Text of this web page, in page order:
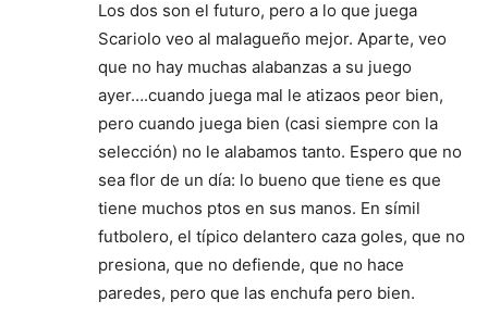
Los dos son el futuro, pero a lo que juega
Scariolo veo al malagueño mejor. Aparte, veo
que no hay muchas alabanzas a su juego
ayer….cuando juega mal le atizaos peor bien,
pero cuando juega bien (casi siempre con la
selección) no le alabamos tanto. Espero que no
sea flor de un día: lo bueno que tiene es que
tiene muchos ptos en sus manos. En símil
futbolero, el típico delantero caza goles, que no
presiona, que no defiende, que no hace
paredes, pero que las enchufa pero bien.